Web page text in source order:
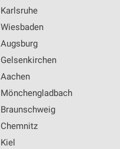
Karlsruhe
Wiesbaden
Augsburg
Gelsenkirchen
Aachen
Mönchengladbach
Braunschweig
Chemnitz
Kiel